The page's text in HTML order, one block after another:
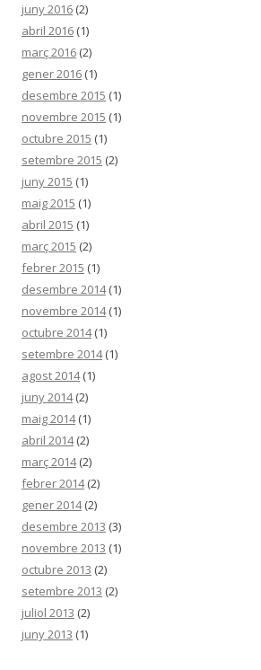
juny 2016 (2)
abril 2016 (1)
març 2016 (2)
gener 2016 (1)
desembre 2015 (1)
novembre 2015 (1)
octubre 2015 (1)
setembre 2015 (2)
juny 2015 (1)
maig 2015 (1)
abril 2015 (1)
març 2015 (2)
febrer 2015 (1)
desembre 2014(1)
novembre 2014(1)
octubre 2014(1)
setembre 2014(1)
agost 2014(1)
juny 2014(2)
maig 2014(1)
abril 2014(2)
març 2014(2)
febrer 2014(2)
gener 2014(2)
desembre 2013 (3)
novembre 2013 (1)
octubre 2013 (2)
setembre 2013 (2)
juliol 2013 (2)
juny 2013 (1)